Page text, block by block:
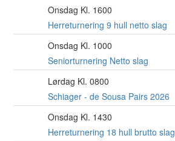
Onsdag Kl. 1600
Herreturnering 9 hull netto slag
Onsdag Kl. 1000
Seniorturnering Netto slag
Lørdag Kl. 0800
Schiager - de Sousa Pairs 2026
Onsdag Kl. 1430
Herreturnering 18 hull brutto slag